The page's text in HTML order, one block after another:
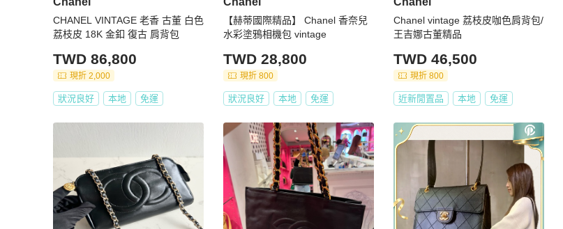
CHANEL VINTAGE 老香 古董 白色
荔枝皮 18K 金釦 復古 肩背包
TWD 86,800
現折 2,000
狀況良好 本地 免運
【赫蒂國際精品】 Chanel 香奈兒
水彩塗鴉相機包 vintage
TWD 28,800
現折 800
狀況良好 本地 免運
Chanel vintage 荔枝皮咖色肩背包/
王吉娜古董精品
TWD 46,500
現折 800
近新閒置品 本地 免運